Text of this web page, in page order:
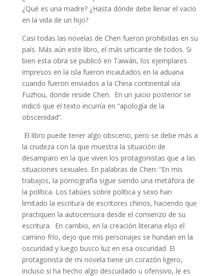
¿Qué es una madre? ¿Hasta dónde debe llenar el vacío
en la vida de un hijo?
Casi todas las novelas de Chen fueron prohibidas en su
país. Más aún este libro, el más urticante de todos. Si
bien esta obra se publicó en Taiwán, los ejemplares
impresos en la isla fueron incautados en la aduana
cuando fueron enviados a la China continental vía
Fuzhou, donde reside Chen. En un juicio posterior se
indicó que el texto incurría en “apología de la
obscenidad”.
El libro puede tener algo obsceno, pero se debe más a
la crudeza con la que muestra la situación de
desamparo en la que viven los protagonistas que a las
situaciones sexuales. En palabras de Chen: “En mis
trabajos, la pornografía sigue siendo una metáfora de
la política. Los tabúes sobre política y sexo han
limitado la escritura de escritores chinos, haciendo que
practiquen la autocensura desde el comienzo de su
escritura. En cambio, en la creación literaria elijo el
camino frío, dejo que mis personajes se hundan en la
oscuridad y luego busco luz en esa oscuridad. El
protagonista de mi novela tiene un corazón ligero,
incluso si ha hecho algo descuidado u ofensivo, le es